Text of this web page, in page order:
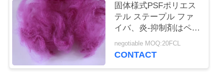
私
固体様式PSFポリエス
テル ステープル ファ
イバ、炎-抑制剤はペッ
ト繊維をリサイクルし
ました
negotiable MOQ:20FCL
CONTACT